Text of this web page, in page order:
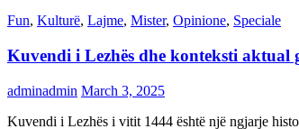
Fun, Kulturë, Lajme, Mister, Opinione, Speciale
Kuvendi i Lezhës dhe konteksti aktual
adminadmin March 3, 2025
Kuvendi i Lezhës i vitit 1444 është një ngjarje